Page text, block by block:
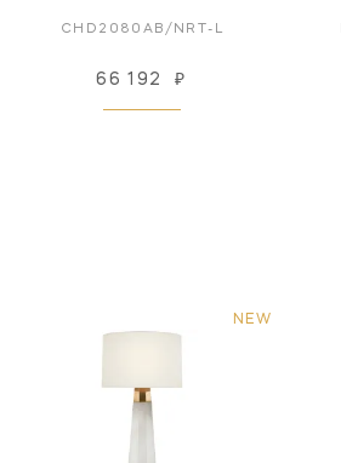
CHD2080AB/NRT-L
66 192 ₽
NEW